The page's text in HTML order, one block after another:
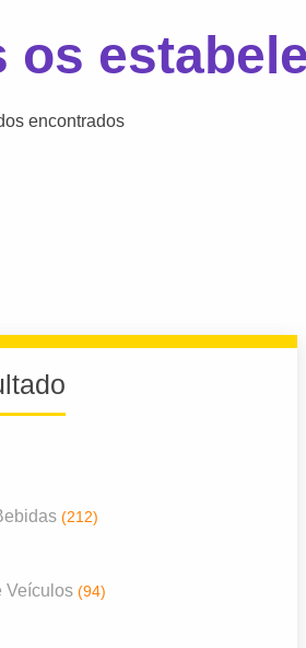
os
encontrados
(212)
Veículos (94)